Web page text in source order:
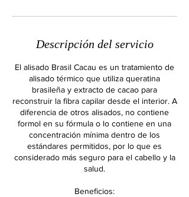
Descripción del servicio
El alisado Brasil Cacau es un tratamiento de
alisado térmico que utiliza queratina
brasileña y extracto de cacao para
reconstruir la fibra capilar desde el interior. A
diferencia de otros alisados, no contiene
formol en su fórmula o lo contiene en una
concentración mínima dentro de los
estándares permitidos, por lo que es
considerado más seguro para el cabello y la
salud.
Beneficios: